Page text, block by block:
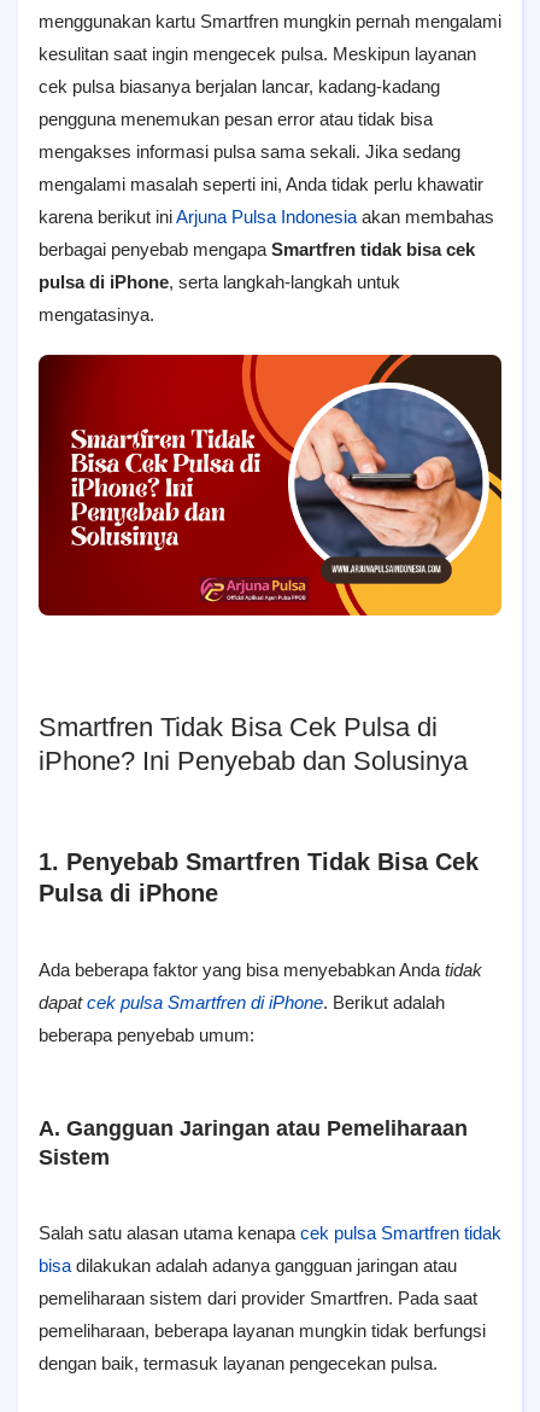
menggunakan kartu Smartfren mungkin pernah mengalami
kesulitan saat ingin mengecek pulsa. Meskipun layanan
cek pulsa biasanya berjalan lancar, kadang-kadang
pengguna menemukan pesan error atau tidak bisa
mengakses informasi pulsa sama sekali. Jika sedang
mengalami masalah seperti ini, Anda tidak perlu khawatir
karena berikut iniArjuna Pulsa Indonesia akan membahas
berbagai penyebab mengapa Smartfren tidak bisa cek
pulsa di iPhone, serta langkah-langkah untuk
mengatasinya.
Smartfren Tidak Bisa Cek Pulsa di
iPhone? Ini Penyebab dan Solusinya
1. Penyebab Smartfren Tidak Bisa Cek
Pulsa di iPhone
Ada beberapa faktor yang bisa menyebabkan Anda tidak
dapatcek pulsa Smartfren di iPhone. Berikut adalah
beberapa penyebab umum:
A. Gangguan Jaringan atau Pemeliharaan
Sistem
Salah satu alasan utama kenapa cek pulsa Smartfren tidak
bisa dilakukan adalah adanya gangguan jaringan atau
pemeliharaan sistem dari provider Smartfren. Pada saat
pemeliharaan, beberapa layanan mungkin tidak berfungsi
dengan baik, termasuk layanan pengecekan pulsa.